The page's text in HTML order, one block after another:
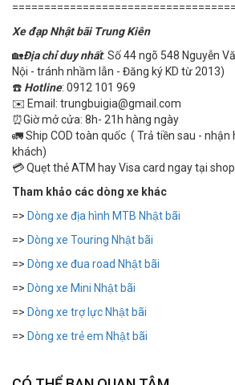
Xe đạp Nhật bãi Trung Kiên
🏡Địa chỉ duy nhất: Số 44 ngõ 548 Nguyễn
Nội - tránh nhầm lẫn - Đăng ký KD từ 2013)
☎️ Hotline: 0912 101 969
✉️ Email: trungbuigia@gmail.com
⏰Giờ mở cửa: 8h- 21h hàng ngày
🚛 Ship COD toàn quốc ( Trả tiền sau - nhận
khách)
💳 Quẹt thẻ ATM hay Visa card ngay tại
Tham khảo các dòng xe khác
=> Dòng xe địa hình MTB Nhật bãi
=> Dòng xe Touring Nhật bãi
=> Dòng xe đua road Nhật bãi
=> Dòng xe Mini Nhật bãi
=> Dòng xe trợ lực Nhật bãi
=> Dòng xe trẻ em Nhật bãi